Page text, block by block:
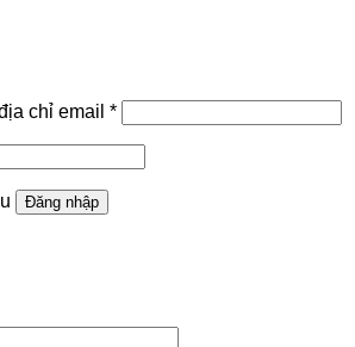
chỉ email *
Đăng nhập